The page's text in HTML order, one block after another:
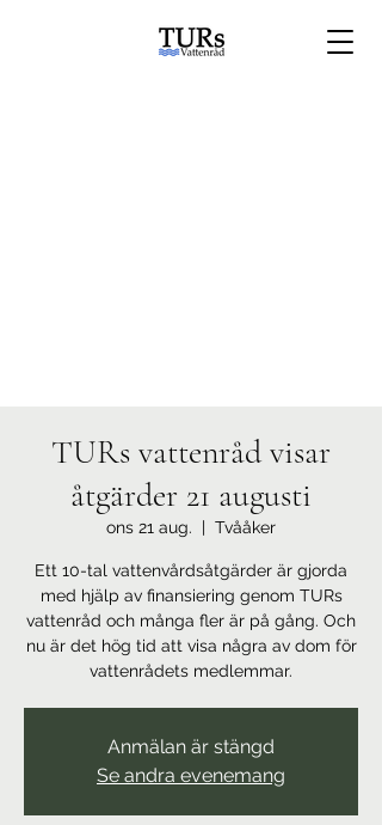
TURs vattenråd visar
åtgärder 21 augusti
ons 21 aug.
  |
Tvååker
Ett 10-tal vattenvårdsåtgärder är gjorda
med hjälp av finansiering genom TURs
vattenråd och många fler är på gång. Och
nu är det hög tid att visa några av dom för
vattenrådets medlemmar.
Anmälan är stängd
Se andra evenemang